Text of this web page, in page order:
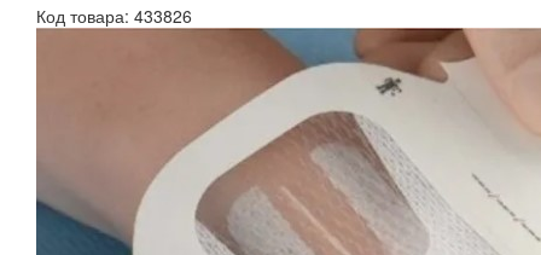
Код товара: 433826